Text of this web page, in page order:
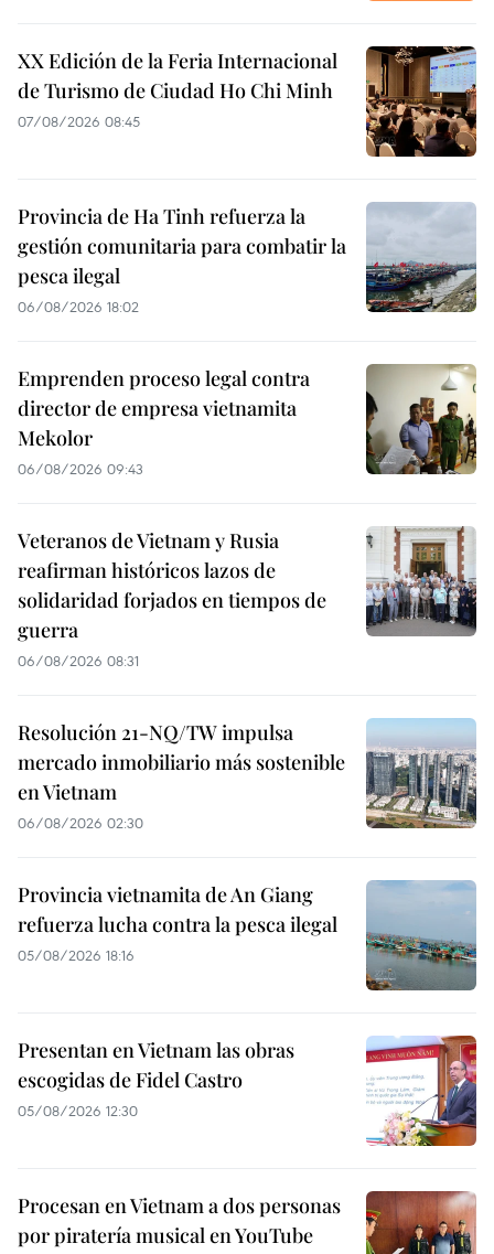
XX Edición de la Feria Internacional
de Turismo de Ciudad Ho Chi Minh
07/08/2026 08:45
Provincia de Ha Tinh refuerza la
gestión comunitaria para combatir la
pesca ilegal
06/08/2026 18:02
Emprenden proceso legal contra
director de empresa vietnamita
Mekolor
06/08/2026 09:43
Veteranos de Vietnam y Rusia
reafirman históricos lazos de
solidaridad forjados en tiempos de
guerra
06/08/2026 08:31
Resolución 21-NQ/TW impulsa
mercado inmobiliario más sostenible
en Vietnam
06/08/2026 02:30
Provincia vietnamita de An Giang
refuerza lucha contra la pesca ilegal
05/08/2026 18:16
Presentan en Vietnam las obras
escogidas de Fidel Castro
05/08/2026 12:30
Procesan en Vietnam a dos personas
por piratería musical en YouTube